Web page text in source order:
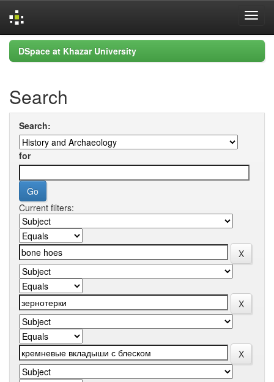
Skip
navigation
DSpace at Khazar University
Search
Search:
for
Current filters: